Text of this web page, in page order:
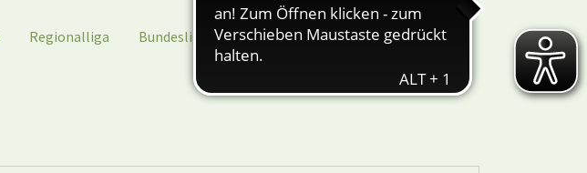
Regionalliga Bundesliga nuScore